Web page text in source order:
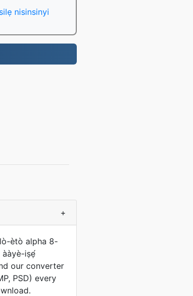
nisinsinyi
+
ètò alpha 8-
iṣẹ́
our converter
PSD) every